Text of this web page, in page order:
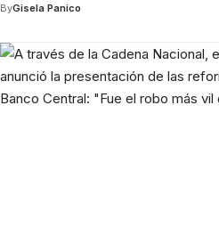
ByGisela Panico